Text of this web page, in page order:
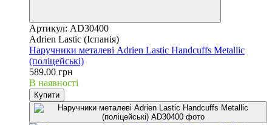
Артикул: AD30400
Adrien Lastic (Іспанія)
Наручники металеві Adrien Lastic Handcuffs Metallic
(поліцейські)
589.00 грн
В наявності
Купити